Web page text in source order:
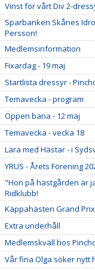
Vinst för vårt Div 2-
Sparbanken Skånes
Persson!
Medlemsinformation
Fixardag - 19 maj
Startlista dressyr -
Temavecka - program
Öppen bana - 12 maj
Temavecka - vecka 18
Lära med Hästar - i
YRUS - Årets Förening
"Hon på hästgården är
Ridklubb!
Käppahästen Grand Prix
Extra underhåll
Medlemskväll hos
Vår fina Olga söker nytt